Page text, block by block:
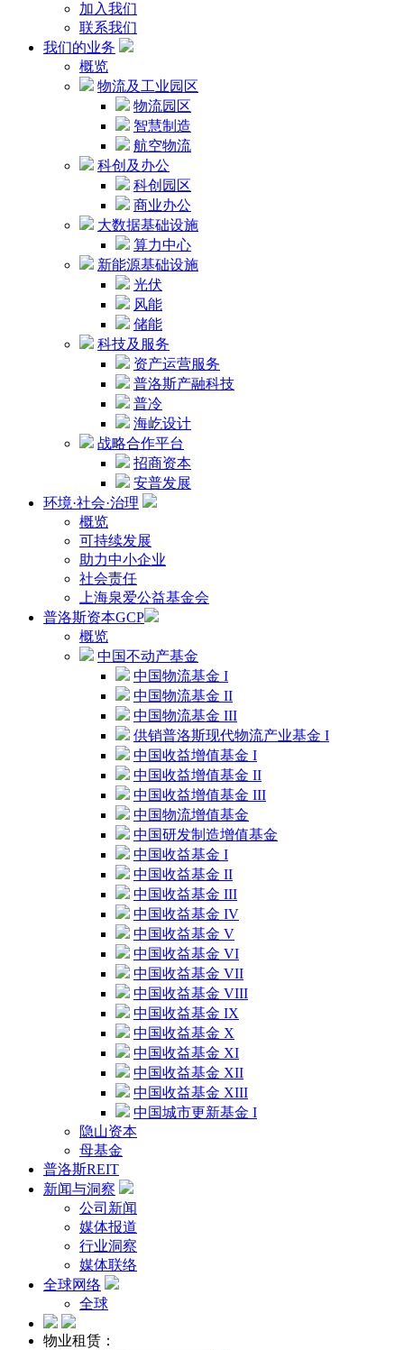
加入我们
联系我们
我们的业务
概览
物流及工业园区
物流园区
智慧制造
航空物流
科创及办公
科创园区
商业办公
大数据基础设施
算力中心
新能源基础设施
光伏
风能
储能
科技及服务
资产运营服务
普洛斯产融科技
普冷
海屹设计
战略合作平台
招商资本
安普发展
环境·社会·治理
概览
可持续发展
助力中小企业
社会责任
上海泉爱公益基金会
普洛斯资本GCP
概览
中国不动产基金
中国物流基金 I
中国物流基金 II
中国物流基金 III
供销普洛斯现代物流产业基金 I
中国收益增值基金 I
中国收益增值基金 II
中国收益增值基金 III
中国物流增值基金
中国研发制造增值基金
中国收益基金 I
中国收益基金 II
中国收益基金 III
中国收益基金 IV
中国收益基金 V
中国收益基金 VI
中国收益基金 VII
中国收益基金 VIII
中国收益基金 IX
中国收益基金 X
中国收益基金 XI
中国收益基金 XII
中国收益基金 XIII
中国城市更新基金 I
隐山资本
母基金
普洛斯REIT
新闻与洞察
公司新闻
媒体报道
行业洞察
媒体联络
全球网络
全球
物业租赁：